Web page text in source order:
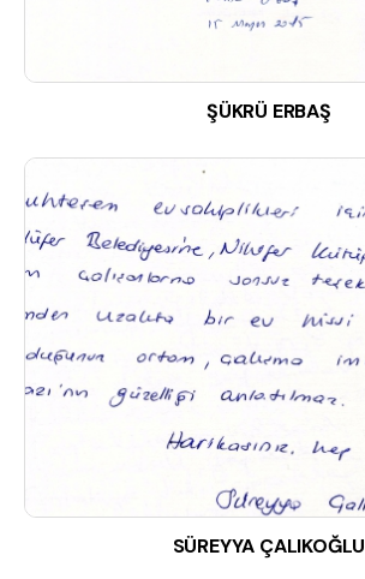
ŞÜKRÜ ERBAŞ
SÜREYYA ÇALIKOĞLU